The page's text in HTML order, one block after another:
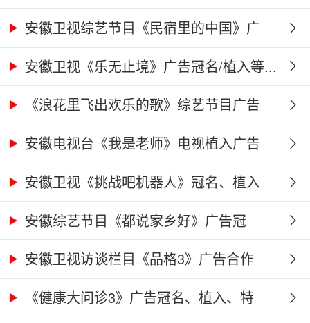
合...安徽卫视综艺节目《民宿里的中国》广
告...安徽卫视《乐无止境》广告冠名/植入等...
《浪花里飞出欢乐的歌》综艺节目广告
冠...安徽电视台《我是老师》电视植入广告
价...安徽卫视《挑战吧机器人》冠名、植入
广...安徽综艺节目《都说家乡好》广告冠
名、...
安徽卫视访谈栏目《品格3》广告合作
权...《健康大问诊3》广告冠名、植入、特